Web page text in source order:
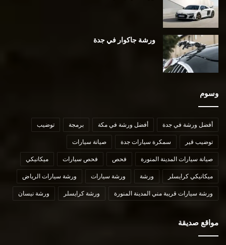
ورشة جاكوار في جدة
وسوم
أفضل ورشة في جدة أفضل ورشة في مكة برمجة توضيب
توضيب قير سمكرة سيارات جدة صيانة سيارات
صيانة سيارات المدينة المنورة فحص فحص سيارات ميكانيكي
ميكانيكي كرايسلر ورشة ورشة سيارات ورشة سيارات الرياض
ورشة سيارات قريبة مني المدينة المنورة ورشة كرايسلر ورشة نيسان
مواقع صديقة